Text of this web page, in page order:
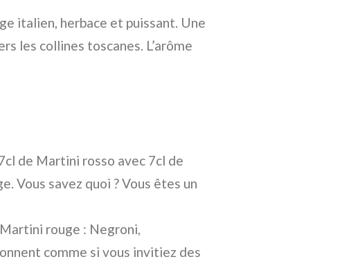
italien, herbace et puissant. Une
les collines toscanes. L’arôme
de Martini rosso avec 7cl de
Vous savez quoi ? Vous êtes un
rouge : Negroni,
comme si vous invitiez des